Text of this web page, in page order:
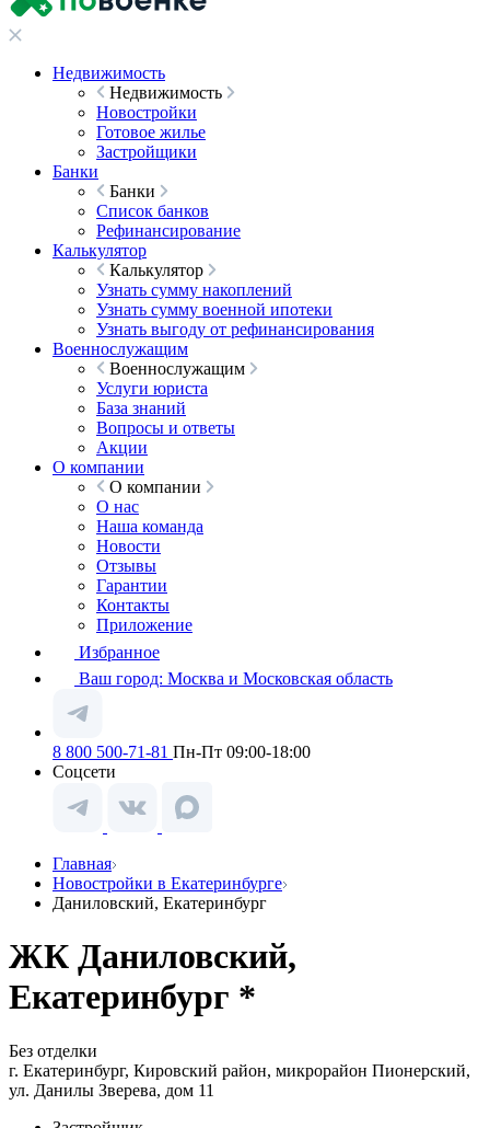
Недвижимость
Недвижимость
Новостройки
Готовое жилье
Застройщики
Банки
Банки
Список банков
Рефинансирование
Калькулятор
Калькулятор
Узнать сумму накоплений
Узнать сумму военной ипотеки
Узнать выгоду от рефинансирования
Военнослужащим
Военнослужащим
Услуги юриста
База знаний
Вопросы и ответы
Акции
О компании
О компании
О нас
Наша команда
Новости
Отзывы
Гарантии
Контакты
Приложение
Избранное
Ваш город: Москва и Московская область
8 800 500-71-81 Пн-Пт 09:00-18:00
Соцсети
Главная
Новостройки в Екатеринбурге
Даниловский, Екатеринбург
ЖК Даниловский,
Екатеринбург *
Без отделки
г. Екатеринбург, Кировский район, микрорайон Пионерский,
ул. Данилы Зверева, дом 11